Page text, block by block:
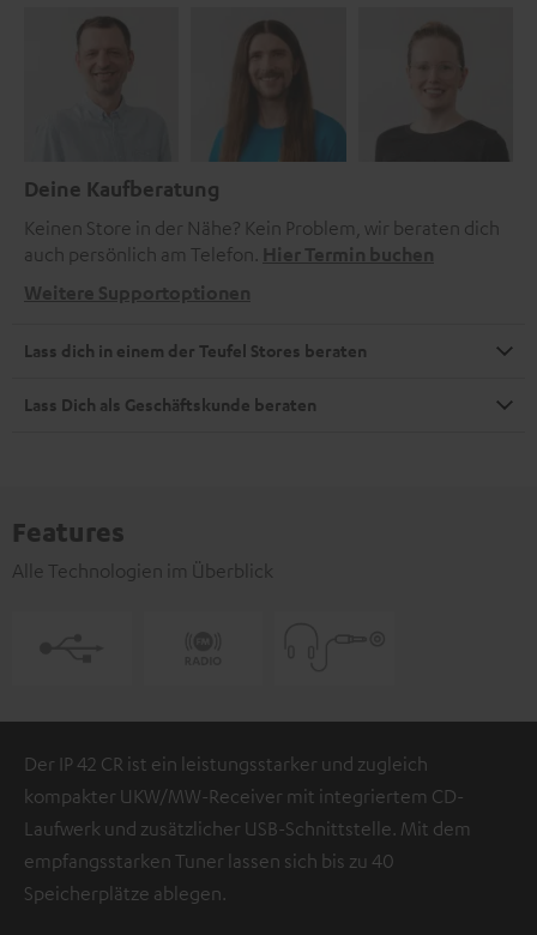
Deine Kaufberatung
Keinen Store in der Nähe? Kein Problem, wir beraten dich
auch persönlich am Telefon. Hier Termin buchen
Weitere Supportoptionen
Lass dich in einem der Teufel Stores beraten
Lass Dich als Geschäftskunde beraten
Features
Alle Technologien im Überblick
Der IP 42 CR ist ein leistungsstarker und zugleich
kompakter UKW/MW-Receiver mit integriertem CD-
Laufwerk und zusätzlicher USB-Schnittstelle. Mit dem
empfangsstarken Tuner lassen sich bis zu 40
Speicherplätze ablegen.